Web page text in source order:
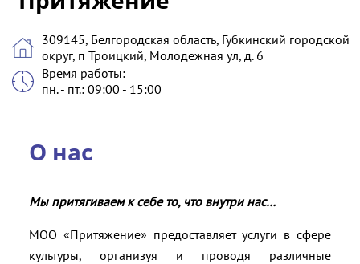
309145, Белгородская область, Губкинский городской
округ, п Троицкий, Молодежная ул, д. 6
Время работы:
пн. - пт.: 09:00 - 15:00
О нас
Мы притягиваем к себе то, что внутри нас…
МОО «Притяжение» предоставляет услуги в сфере
культуры, организуя и проводя различные